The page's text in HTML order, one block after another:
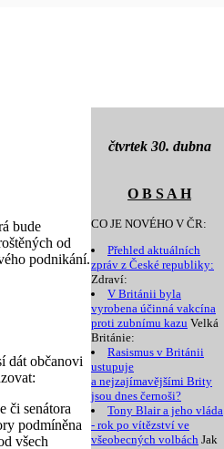
čtvrtek 30. dubna
O B S A H
CO JE NOVÉHO V ČR:
Přehled aktuálních
zpráv z České republiky:
Zdraví:
V Británii byla
vyrobena účinná vakcína
proti zubnímu kazu Velká
Británie:
Rasismus v Británii
ustupuje
a nejzajímavějšími Brity
jsou dnes černoši?
Tony Blair a jeho vláda
- rok po vítězství ve
všeobecných volbách Jak
bude
od
podnikání.
dát občanovi
či senátora
podmíněna
všech